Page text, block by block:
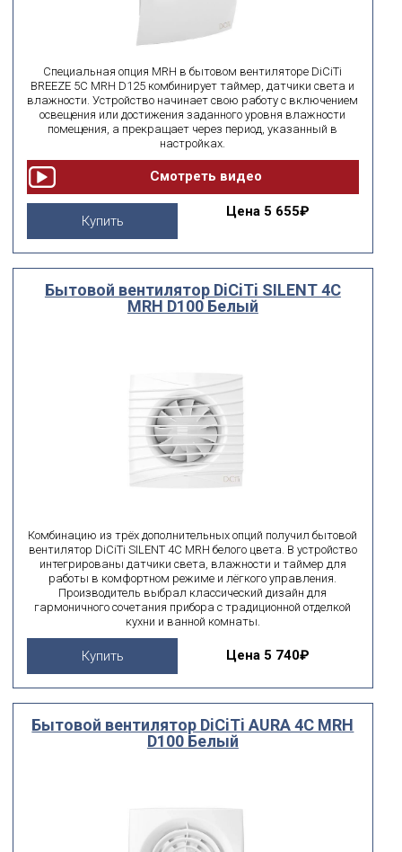
Специальная опция MRH в бытовом вентиляторе DiCiTi
BREEZE 5C MRH D125 комбинирует таймер, датчики света и
влажности. Устройство начинает свою работу с включением
освещения или достижения заданного уровня влажности
помещения, а прекращает через период, указанный в
настройках.
Купить
Цена 5 655₽
Бытовой вентилятор DiCiTi SILENT 4C
MRH D100 Белый
Комбинацию из трёх дополнительных опций получил бытовой
вентилятор DiCiTi SILENT 4C MRH белого цвета. В устройство
интегрированы датчики света, влажности и таймер для
работы в комфортном режиме и лёгкого управления.
Производитель выбрал классический дизайн для
гармоничного сочетания прибора с традиционной отделкой
кухни и ванной комнаты.
Купить Цена 5 740₽
Бытовой вентилятор DiCiTi AURA 4C MRH
D100 Белый